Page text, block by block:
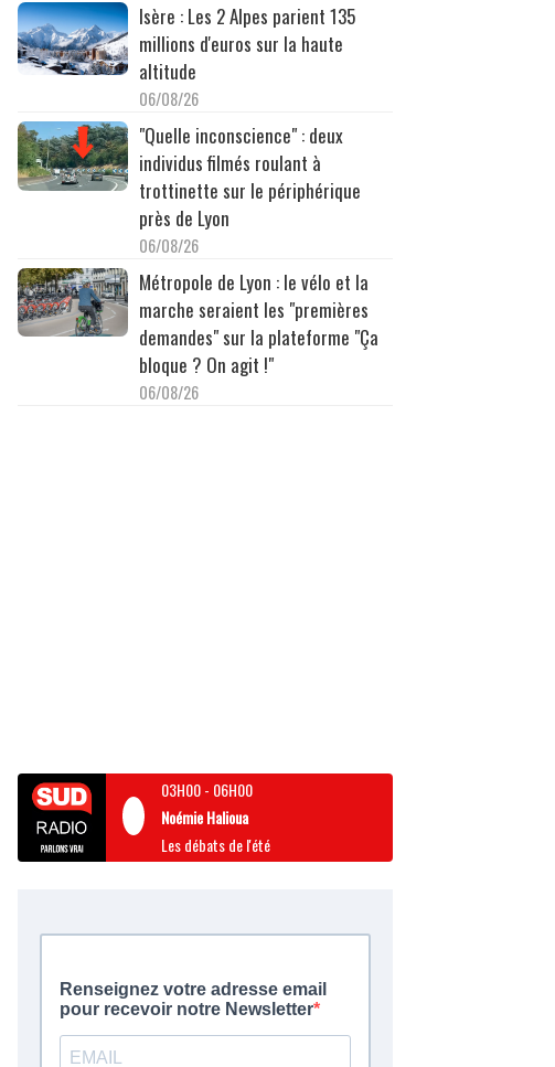
Isère : Les 2 Alpes parient 135
millions d'euros sur la haute
altitude
06/08/26
"Quelle inconscience" : deux
individus filmés roulant à
trottinette sur le périphérique
près de Lyon
06/08/26
Métropole de Lyon : le vélo et la
marche seraient les "premières
demandes" sur la plateforme "Ça
bloque ? On agit !"
06/08/26
03H00- 06H00
Noémie Halioua
Les débats de l'été